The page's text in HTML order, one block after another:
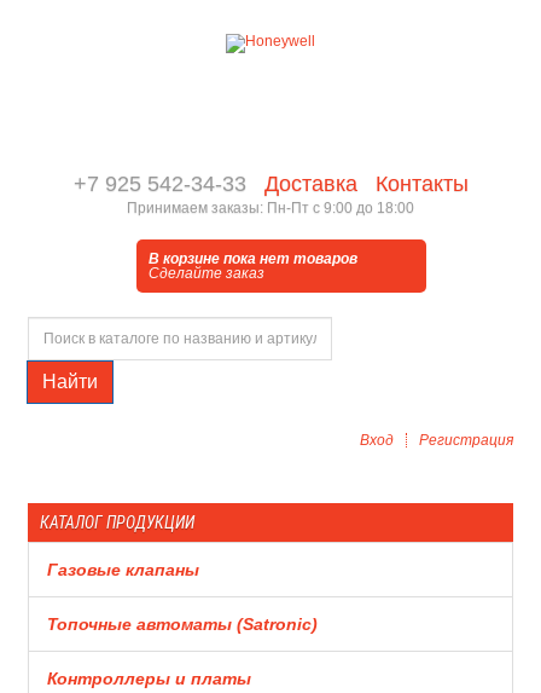
+7 925 542-34-33 Доставка Контакты
Принимаем заказы: Пн-Пт с 9:00 до 18:00
В корзине пока нет товаров
Сделайте заказ
Найти
Вход Регистрация
КАТАЛОГ ПРОДУКЦИИ
Газовые клапаны
Топочные автоматы (Satronic)
Контроллеры и платы